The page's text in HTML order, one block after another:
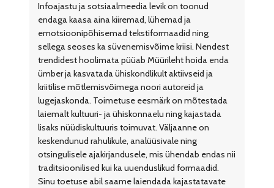
Infoajastu ja sotsiaalmeedia levik on toonud
endaga kaasa aina kiiremad, lühemad ja
emotsioonipõhisemad tekstiformaadid ning
sellega seoses ka süvenemisvõime kriisi. Nendest
trendidest hoolimata püüab Müürileht hoida enda
ümber ja kasvatada ühiskondlikult aktiivseid ja
kriitilise mõtlemisvõimega noori autoreid ja
lugejaskonda. Toimetuse eesmärk on mõtestada
laiemalt kultuuri- ja ühiskonnaelu ning kajastada
lisaks nüüdiskultuuris toimuvat. Väljaanne on
keskendunud rahulikule, analüüsivale ning
otsingulisele ajakirjandusele, mis ühendab endas nii
traditsioonilised kui ka uuenduslikud formaadid.
Sinu toetuse abil saame laiendada kajastatavate